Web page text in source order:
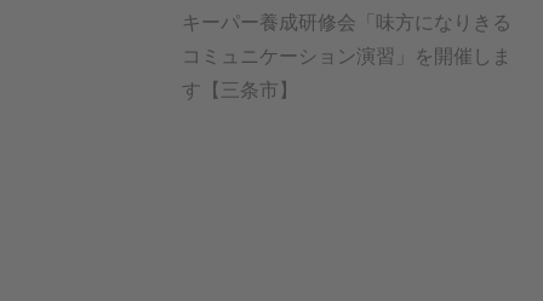
キーパー養成研修会「味方になりきる
コミュニケーション演習」を開催しま
す【三条市】